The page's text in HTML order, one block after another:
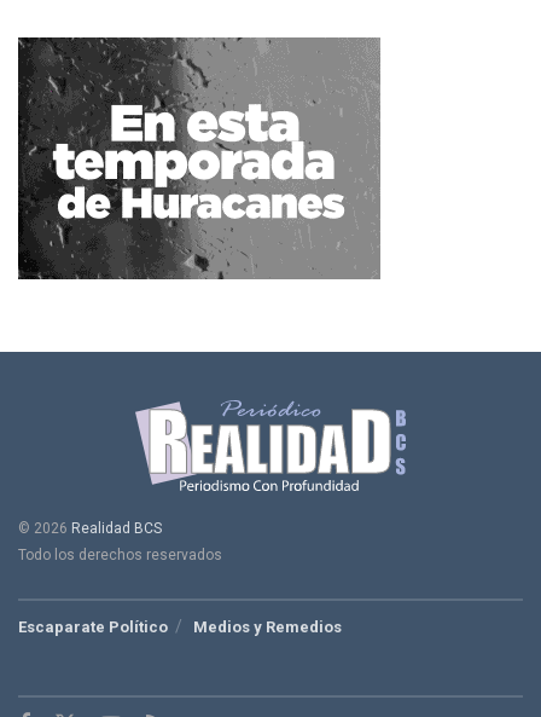
© 2026 Realidad BCS
Todo los derechos reservados
Escaparate Político Medios y Remedios